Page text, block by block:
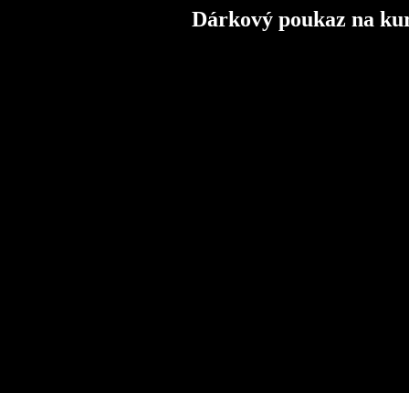
Dárkový poukaz na